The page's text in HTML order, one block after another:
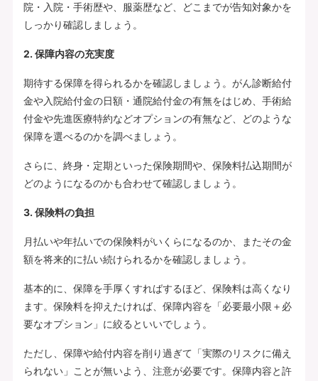
院・入院・手術歴や、服薬歴など、どこまでが告知対象かを
しっかり確認しましょう。
2. 保障内容の充実度
期待する保障を得られるかを確認しましょう。がん診断給付
金や入院給付金の日額・通院給付金の有無をはじめ、手術給
付金や先進医療特約などオプションの有無など、どのような
保障を選べるのかを調べましょう。
さらに、終身・定期といった保険期間や、保険料払込期間が
どのようになるのかも合わせて確認しましょう。
3. 保険料の負担
月払いや年払いでの保険料がいくらになるのか、またその金
額を将来的に払い続けられるかを確認しましょう。
基本的に、保障を手厚くすればするほど、保険料は高くなり
ます。保険料を抑えたければ、保障内容を「必要最小限＋必
要なオプション」に絞るといいでしょう。
ただし、保障や給付内容を削り過ぎて「実際のリスクに備え
られない」ことが無いよう、注意が必要です。保障内容と許